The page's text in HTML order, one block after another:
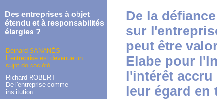
Des entreprises à objet
étendu et à responsabilités
élargies ?
Bernard SANANÈS
L'entreprise est devenue un
sujet de société
Richard ROBERT
De l'entreprise comme
institution
De la
sur
peut être
Elabe pour
l'intérêt
leur égard